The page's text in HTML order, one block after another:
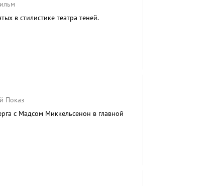
в стилистике театра теней.
Показ
с Мадсом Миккельсенон в главной